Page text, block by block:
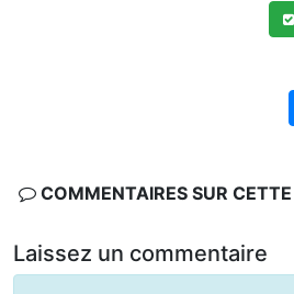
COMMENTAIRES SUR
Laissez un commentaire